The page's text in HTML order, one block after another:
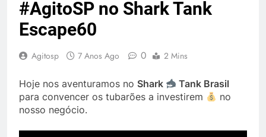
#AgitoSP no Shark Tank
Escape60
Agitosp 7 Anos Ago 0 2 Mins
Hoje nos aventuramos no Shark
Tank Brasil
para convencer os tubarões a investirem
no
nosso negócio.